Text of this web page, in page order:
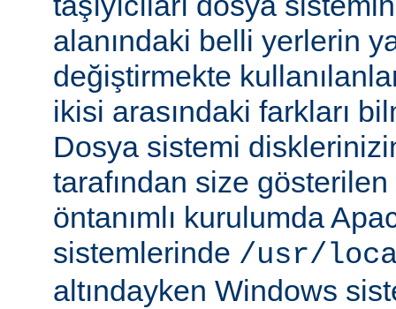
alanındaki belli yerlerin
değiştirmekte
ikisi arasındaki farkları
Dosya sistemi
tarafından size
öntanımlı kurulumda
sistemlerinde /usr/
altındayken Windows